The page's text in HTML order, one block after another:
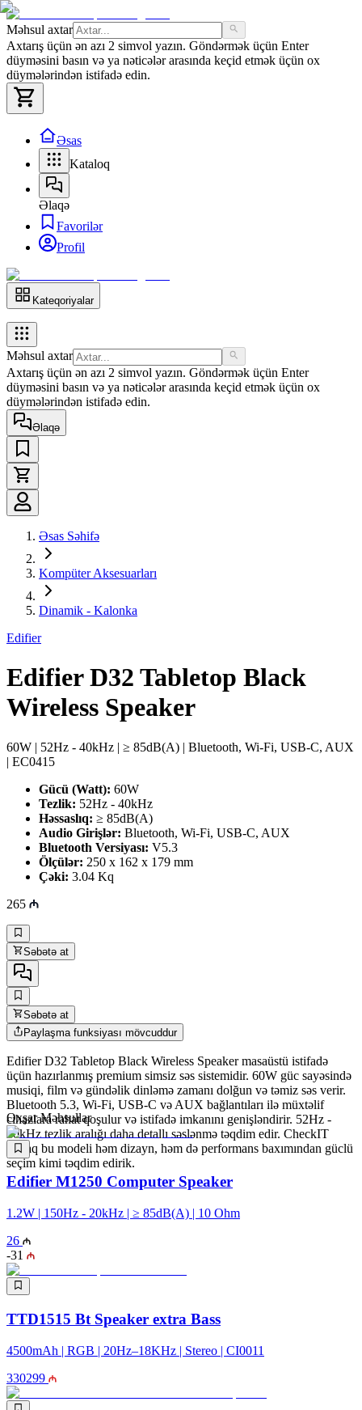
Məhsul axtar
Axtarış üçün ən azı 2 simvol yazın. Göndərmək üçün Enter
düyməsini basın və ya nəticələr arasında keçid etmək üçün ox
düymələrindən istifadə edin.
Əsas
Kataloq
Əlaqə
Favorilər
Profil
Kateqoriyalar
Məhsul axtar
Axtarış üçün ən azı 2 simvol yazın. Göndərmək üçün Enter
düyməsini basın və ya nəticələr arasında keçid etmək üçün ox
düymələrindən istifadə edin.
Əlaqə
Əsas Səhifə
Kompüter Aksesuarları
Dinamik - Kalonka
Edifier
Edifier D32 Tabletop Black
Wireless Speaker
60W | 52Hz - 40kHz | ≥ 85dB(A) | Bluetooth, Wi-Fi, USB-C, AUX
| EC0415
Gücü (Watt): 60W
Tezlik: 52Hz - 40kHz
Həssaslıq: ≥ 85dB(A)
Audio Girişlər: Bluetooth, Wi-Fi, USB-C, AUX
Bluetooth Versiyası: V5.3
Ölçülər: 250 x 162 x 179 mm
Çəki: 3.04 Kq
265
Səbətə at
Səbətə at
Paylaşma funksiyası mövcuddur
Edifier D32 Tabletop Black Wireless Speaker masaüstü istifadə
üçün hazırlanmış premium simsiz səs sistemidir. 60W güc sayəsində
musiqi, film və gündəlik dinləmə zamanı dolğun və təmiz səs verir.
Bluetooth 5.3, Wi-Fi, USB-C və AUX bağlantıları ilə müxtəlif
cihazlara rahat qoşulur və istifadə imkanını genişləndirir. 52Hz -
40kHz tezlik aralığı daha detallı səslənmə təqdim edir. CheckIT
olaraq bu modeli həm dizayn, həm də performans baxımından güclü
seçim kimi təqdim edirik.
Oxşar Məhsullar
Edifier M1250 Computer Speaker
1.2W | 150Hz - 20kHz | ≥ 85dB(A) | 10 Ohm
26
-31
TTD1515 Bt Speaker extra Bass
4500mAh | RGB | 20Hz–18KHz | Stereo | CI0011
330299